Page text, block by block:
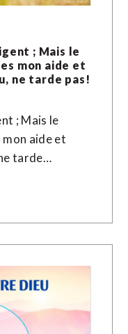
; Mais le
mon aide et
ne tarde pas!
; Mais le
mon aide et
tarde…